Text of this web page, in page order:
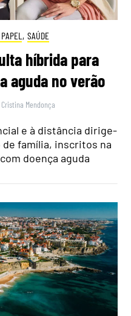
, SAÚDE
híbrida para
aguda no verão
Cristina Mendonça
e à distância dirige-
família, inscritos na
doença aguda